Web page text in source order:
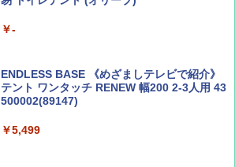
集】ボーイング110周年を祝して！
ァキア 2026～2027 地球の歩き方A ヨーロッ
￥2,277
￥-
ENDLESS BASE 《めざましテレビで紹介》
テント ワンタッチ RENEW 幅200 2-3人用 43
500002(89147)
￥5,499